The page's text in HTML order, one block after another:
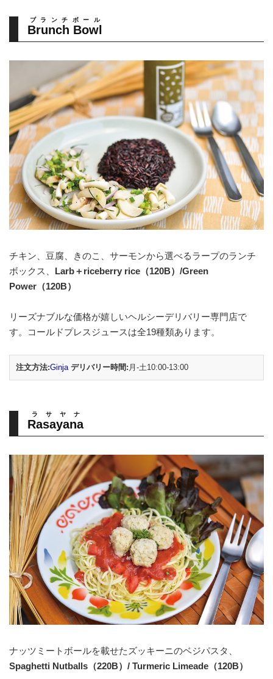
Brunch Bowl
ブランチボール
チキン、豆腐、きのこ、サーモンから選べるラープのランチ
ボックス、 Larb＋riceberry rice（120B）/Green
Power（120B）
リーズナブルな価格が嬉しいヘルシーデリバリー専門店で
す。コールドプレスジュースは全19種類あります。
注文方法:Ginja デリバリー時間: 月-土10:00-13:00
Rasayana
ラサヤナ
ナッツミートボールを載せたズッキーニのベジパスタ、
Spaghetti Nutballs（220B）/ Turmeric Limeade（120B）